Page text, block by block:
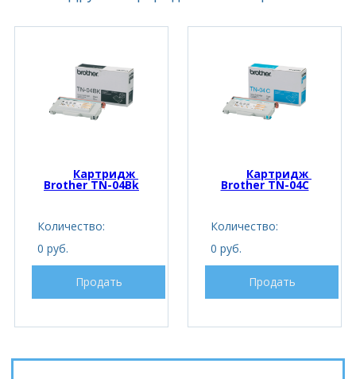
Картридж
Brother TN-04Bk
Количество:
0 руб.
Продать
Картридж
Brother TN-04C
Количество:
0 руб.
Продать